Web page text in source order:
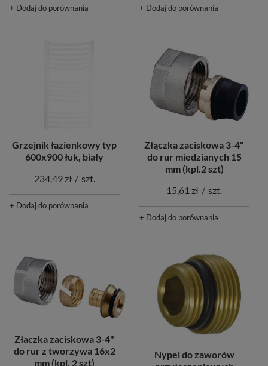
+ Dodaj do porównania + Dodaj do porównania
Grzejnik łazienkowy typ
600x900 łuk, biały
234,49 zł / szt.
+ Dodaj do porównania
Złączka zaciskowa 3-4"
do rur miedzianych 15
mm (kpl.2 szt)
15,61 zł / szt.
+ Dodaj do porównania
Złaczka zaciskowa 3-4"
do rur z tworzywa 16x2
mm (kpl. 2 szt)
Nypel do zaworów